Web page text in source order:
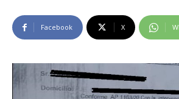
Facebook X